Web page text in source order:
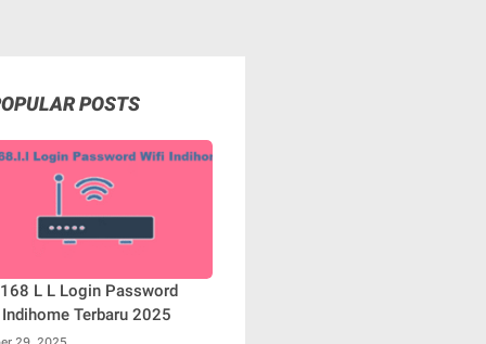
POSTS
L L Login Password
Terbaru 2025